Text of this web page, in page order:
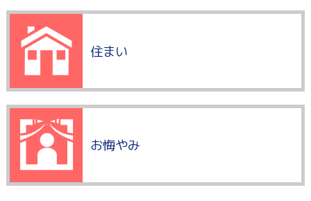
住まい
お悔やみ